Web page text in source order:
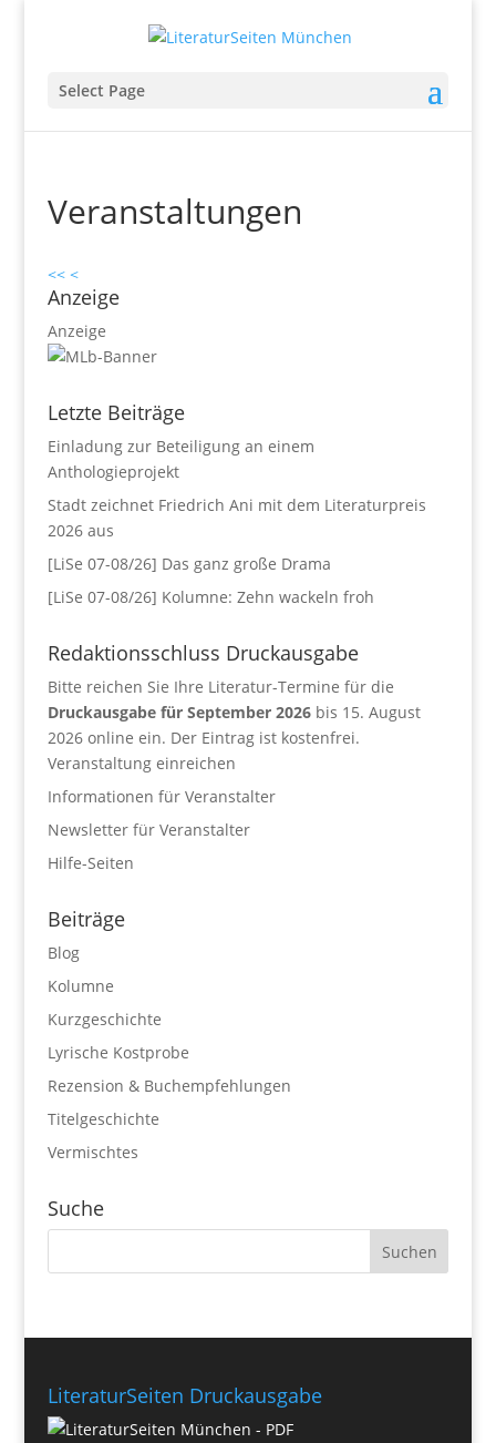
Select Page
Veranstaltungen
<< <
Anzeige
Anzeige
Letzte Beiträge
Einladung zur Beteiligung an einem
Anthologieprojekt
Stadt zeichnet Friedrich Ani mit dem Literaturpreis
2026 aus
[LiSe 07-08/26] Das ganz große Drama
[LiSe 07-08/26] Kolumne: Zehn wackeln froh
Redaktionsschluss Druckausgabe
Bitte reichen Sie Ihre Literatur-Termine für die
Druckausgabe für September 2026bis 15. August
2026 online ein. Der Eintrag ist kostenfrei.
Veranstaltung einreichen
Informationen für Veranstalter
Newsletter für Veranstalter
Hilfe-Seiten
Beiträge
Blog
Kolumne
Kurzgeschichte
Lyrische Kostprobe
Rezension & Buchempfehlungen
Titelgeschichte
Vermischtes
Suche
LiteraturSeiten Druckausgabe